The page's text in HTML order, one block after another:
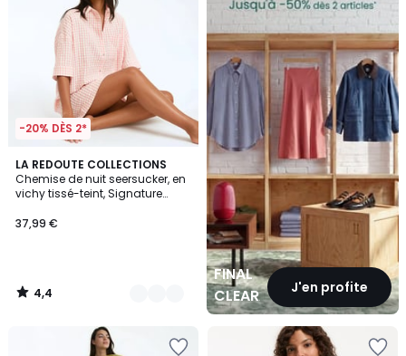
-20% DÈS 2*
LA REDOUTE COLLECTIONS
Chemise de nuit seersucker, en
vichy tissé-teint, Signature
37,99 €
4,4
/ 5
2
Couleurs
4,4
/
FINAL
CLEARANCEJ'en profite